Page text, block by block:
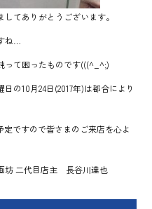
てありがとうございます。
ね…
って困ったものです(((^_^;)
の10月24日(2017年)は都合により
定ですので皆さまのご来店を心よ
長谷川達也